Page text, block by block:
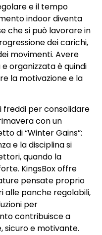
e il tempo
indoor diventa
che si può lavorare in
dei carichi,
movimenti. Avere
organizzata è quindi
la motivazione e la
freddi per consolidare
con un
di “Winter Gains”:
e la disciplina si
quando la
KingsBox offre
pensate proprio
alle panche regolabili,
per
contribuisce a
sicuro e motivante.